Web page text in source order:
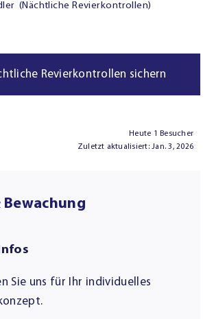
(Nächtliche Revierkontrollen)
Revierkontrollen sichern
Heute 1 Besucher
Zuletzt aktualisiert: Jan. 3, 2026
Bewachung
Sie uns für Ihr individuelles